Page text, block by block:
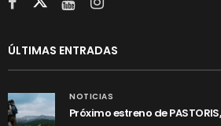
ÚLTIMAS ENTRADAS
NOTICIAS
Próximo estreno de